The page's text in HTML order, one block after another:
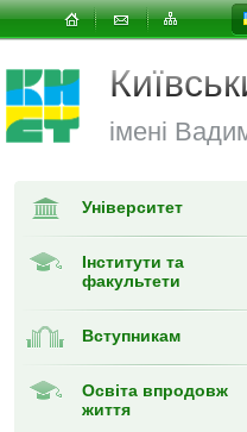
імені
Університет
Інститути та
факультети
Вступникам
Освіта впродовж
життя